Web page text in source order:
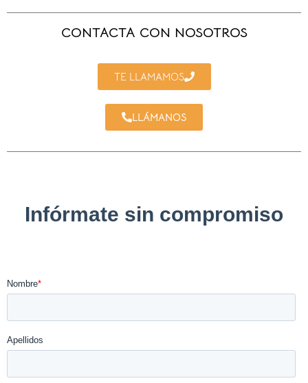
CONTACTA CON NOSOTROS
TE LLAMAMOS
LLÁMANOS